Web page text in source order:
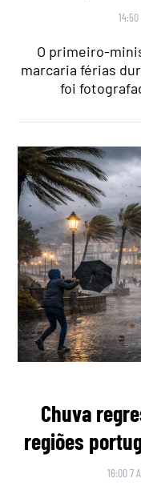
O primeiro-
marcaria férias
foi
Chuva
regiões
16:00 7